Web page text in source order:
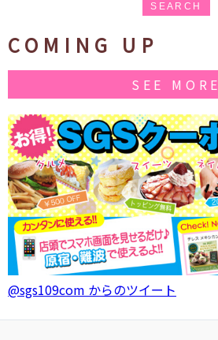
SEARCH
COMING UP
SEE MORE
@sgs109com からのツイート